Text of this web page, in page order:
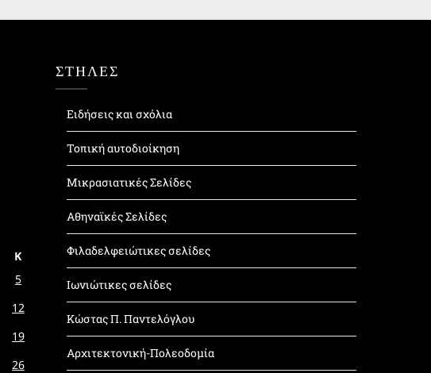
Κ
5
12
19
26
ΣΤΗΛΕΣ
Ειδήσεις και σχόλια
Τοπική αυτοδιοίκηση
Μικρασιατικές Σελίδες
Αθηναϊκές Σελίδες
Φιλαδελφειώτικες σελίδες
Ιωνιώτικες σελίδες
Κώστας Π. Παντελόγλου
Αρχιτεκτονική-Πολεοδομία